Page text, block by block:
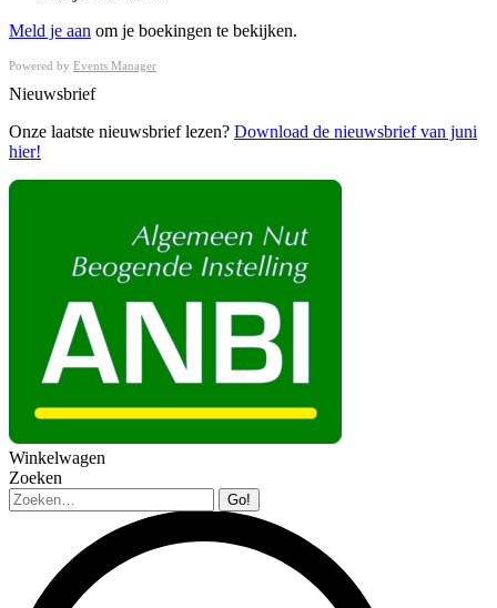
Meld je aan om je boekingen te bekijken.
Powered by Events Manager
Nieuwsbrief
Onze laatste nieuwsbrief lezen? Download de nieuwsbrief van juni
hier!
Winkelwagen
Zoeken
Zoeken: